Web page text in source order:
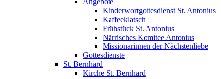
Angebote
Kinderwortgottesdienst St. Antonius
Kaffeeklatsch
Frühstück St. Antonius
Närrisches Komitee Antonius
Missionarinnen der Nächstenliebe
Gottesdienste
St. Bernhard
Kirche St. Bernhard